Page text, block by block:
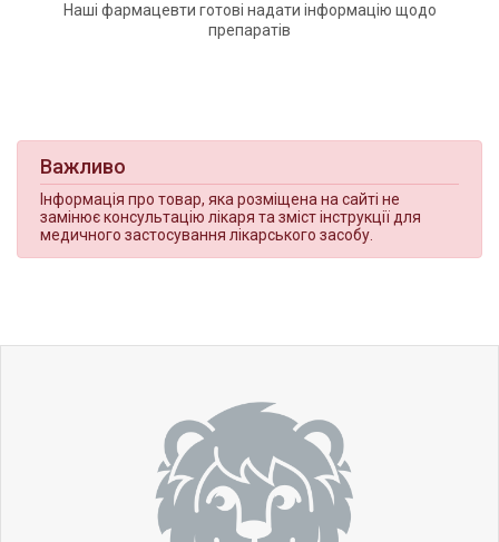
Наші фармацевти готові надати інформацію щодо
препаратів
Важливо
Інформація про товар, яка розміщена на сайті не
замінює консультацію лікаря та зміст інструкції для
медичного застосування лікарського засобу.